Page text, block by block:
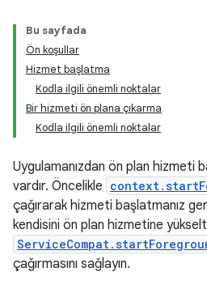
Bu sayfada
Ön koşullar
Hizmet başlatma
Kodla ilgili önemli noktalar
Bir hizmeti ön plana çıkarma
Kodla ilgili önemli noktalar
Uygulamanızdan ön plan hizmeti
vardır. Öncelikle
çağırarak hizmeti başlatmanız
kendisini ön plan hizmetine
çağırmasını sağlayın.